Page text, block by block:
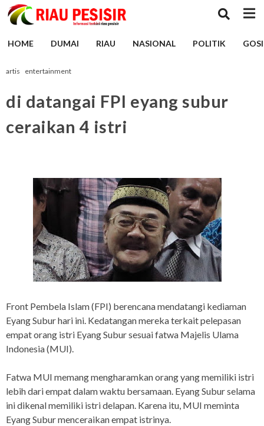
HOME DUMAI RIAU NASIONAL POLITIK
artis entertainment
di datangai FPI eyang subur
ceraikan 4 istri
Front Pembela Islam (FPI) berencana mendatangi kediaman
Eyang Subur hari ini. Kedatangan mereka terkait pelepasan
empat orang istri Eyang Subur sesuai fatwa Majelis Ulama
Indonesia (MUI).
Fatwa MUI memang mengharamkan orang yang memiliki istri
lebih dari empat dalam waktu bersamaan. Eyang Subur selama
ini dikenal memiliki istri delapan. Karena itu, MUI meminta
Eyang Subur menceraikan empat istrinya.